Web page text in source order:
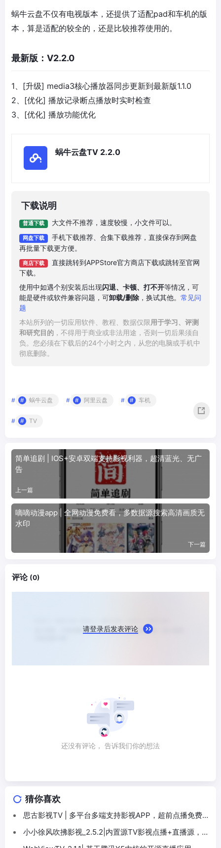
蜗牛云盘不仅有电视版本，还提供了适配pad和车机的版
本，算是适配的较全的，还是比较推荐使用的。
最新版：V2.2.0
1、[升级] media3核心播放器同步更新到最新版1.1.0
2、[优化] 播放记录断点播放时实时检查
3、[优化] 播放功能优化
蜗牛云盘TV 2.2.0
下载说明
普通下载 大文件不推荐，速度较慢，小文件可以。
网盘下载
手机下载推荐、合集下载推荐，直接保存到网盘
再批量下载更方便。
商店下载
直接跳转到APPStore官方商店下载或跳转至官网
下载。
使用中如遇个别安装后出现闪退、卡顿、打不开等情况，可
能是硬件或软件兼容问题，可卸载/删除 ，换试其他。 常见问
题
本站所列的一切应用软件、教程、数据仅限用于学习、评测
和研究目的 ，不得用于商业或非法用途，否则一切后果须自
负。您必须在下载后的24个小时之内，从您的电脑或手机中
彻底删除。
# 蜗牛云盘 # 阿里云盘 # 车机
# TV
简单追剧 | IOS+安卓双端支持影视利器，超清蓝光、无广
告
上一篇
嘀嘀动漫app | 全网动漫免费看，多数据源搜索高清画质无
水印
下一篇
评论 (0)
请登录后发表评论
还没有评论， 告诉我们你的想法
猜你喜欢
思古影视TV | 多平台多端支持影视APP，超前点播免费追
剧，无广告体验
小小徐风吹拂影视_2.5.2|内置源TV影视点播+直播源，